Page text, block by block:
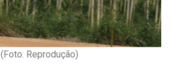
(Foto: Reprodução)